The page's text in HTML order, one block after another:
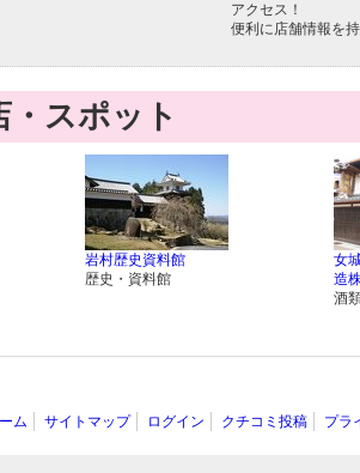
アクセス！
便利に店舗情報を
・スポット
岩村歴史資料館
歴史・資料館
女
造
酒
ム サイトマップ ログイン クチコミ投稿 プラ